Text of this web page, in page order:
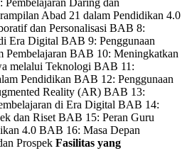
Daring dan
Abad 21 dalam Pendidikan 4.0
dan Personalisasi BAB 8:
Era Digital BAB 9: Penggunaan
Pembelajaran BAB 10: Meningkatkan
melalui Teknologi BAB 11:
Pendidikan BAB 12: Penggunaan
Reality (AR) BAB 13:
di Era Digital BAB 14:
dan Riset BAB 15: Peran Guru
4.0 BAB 16: Masa Depan
Prospek Fasilitas yang